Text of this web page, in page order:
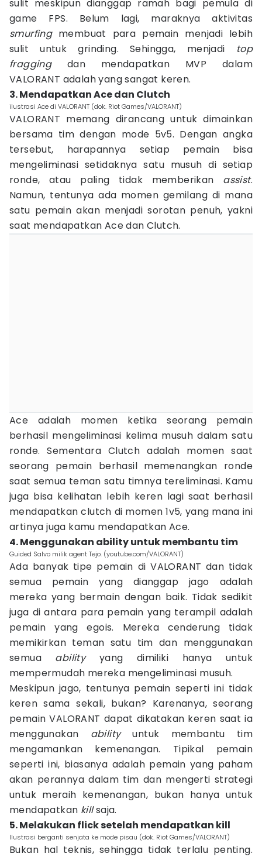
sulit meskipun dianggap ramah bagi pemula di
game FPS. Belum lagi, maraknya aktivitas
smurfingmembuat para pemain menjadi lebih
sulit untuk grinding. Sehingga, menjadi top
fraggingdan mendapatkan MVP dalam
VALORANT adalah yang sangat keren.
3. Mendapatkan Ace dan Clutch
ilustrasi Ace di VALORANT (dok. Riot Games/VALORANT)
VALORANT memang dirancang untuk dimainkan
bersama tim dengan mode 5v5. Dengan angka
tersebut, harapannya setiap pemain bisa
mengeliminasi setidaknya satu musuh di setiap
ronde, atau paling tidak memberikan assist.
Namun, tentunya ada momen gemilang di mana
satu pemain akan menjadi sorotan penuh, yakni
saat mendapatkan Ace dan Clutch.
Ace adalah momen ketika seorang pemain
berhasil mengeliminasi kelima musuh dalam satu
ronde. Sementara Clutch adalah momen saat
seorang pemain berhasil memenangkan ronde
saat semua teman satu timnya tereliminasi. Kamu
juga bisa kelihatan lebih keren lagi saat berhasil
mendapatkan clutch di momen 1v5, yang mana ini
artinya juga kamu mendapatkan Ace.
4. Menggunakan ability untuk membantu tim
Guided Salvo milik agent Tejo. (youtube.com/VALORANT)
Ada banyak tipe pemain di VALORANT dan tidak
semua pemain yang dianggap jago adalah
mereka yang bermain dengan baik. Tidak sedikit
juga di antara para pemain yang terampil adalah
pemain yang egois. Mereka cenderung tidak
memikirkan teman satu tim dan menggunakan
semua ability yang dimiliki hanya untuk
mempermudah mereka mengeliminasi musuh.
Meskipun jago, tentunya pemain seperti ini tidak
keren sama sekali, bukan? Karenanya, seorang
pemain VALORANT dapat dikatakan keren saat ia
menggunakan abilityuntuk membantu tim
mengamankan kemenangan. Tipikal pemain
seperti ini, biasanya adalah pemain yang paham
akan perannya dalam tim dan mengerti strategi
untuk meraih kemenangan, bukan hanya untuk
mendapatkan killsaja.
5. Melakukan flick setelah mendapatkan kill
Ilustrasi berganti senjata ke mode pisau (dok. Riot Games/VALORANT)
Bukan hal teknis, sehingga tidak terlalu penting.